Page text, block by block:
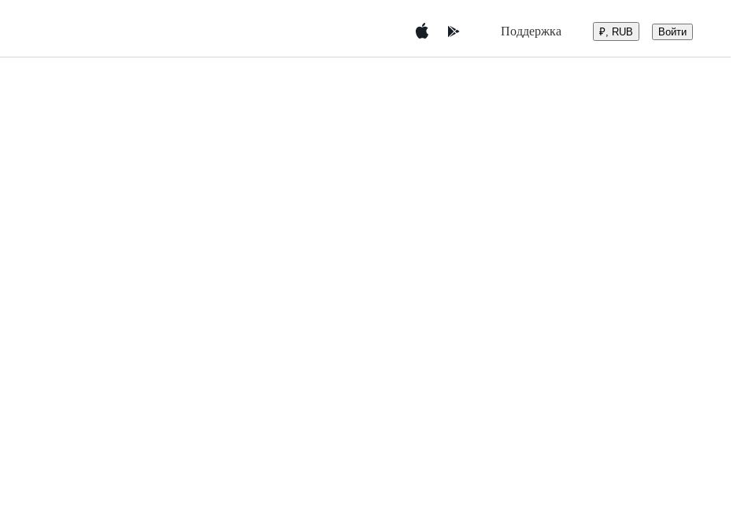
Поддержка ₽, RUB Войти